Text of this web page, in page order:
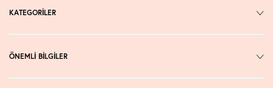
KATEGORİLER
ÖNEMLİ BİLGİLER